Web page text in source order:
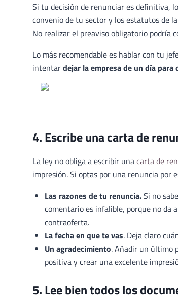
Si tu decisión de renunciar es definitiva,
convenio de tu sector y los estatutos de
No realizar el preaviso obligatorio podría
Lo más recomendable es hablar con tu
intentardejar la empresa de un día para
4. Escribe una carta de
La ley no obliga a escribir unacarta de
impresión. Si optas por una renuncia por
Las razones de tu renuncia.Si no
comentario es infalible, porque no da
contraoferta.
La fecha en que te vas. Deja claro
Un agradecimiento. Añadir un último
positiva y crear una excelente
5. Lee bien todos los